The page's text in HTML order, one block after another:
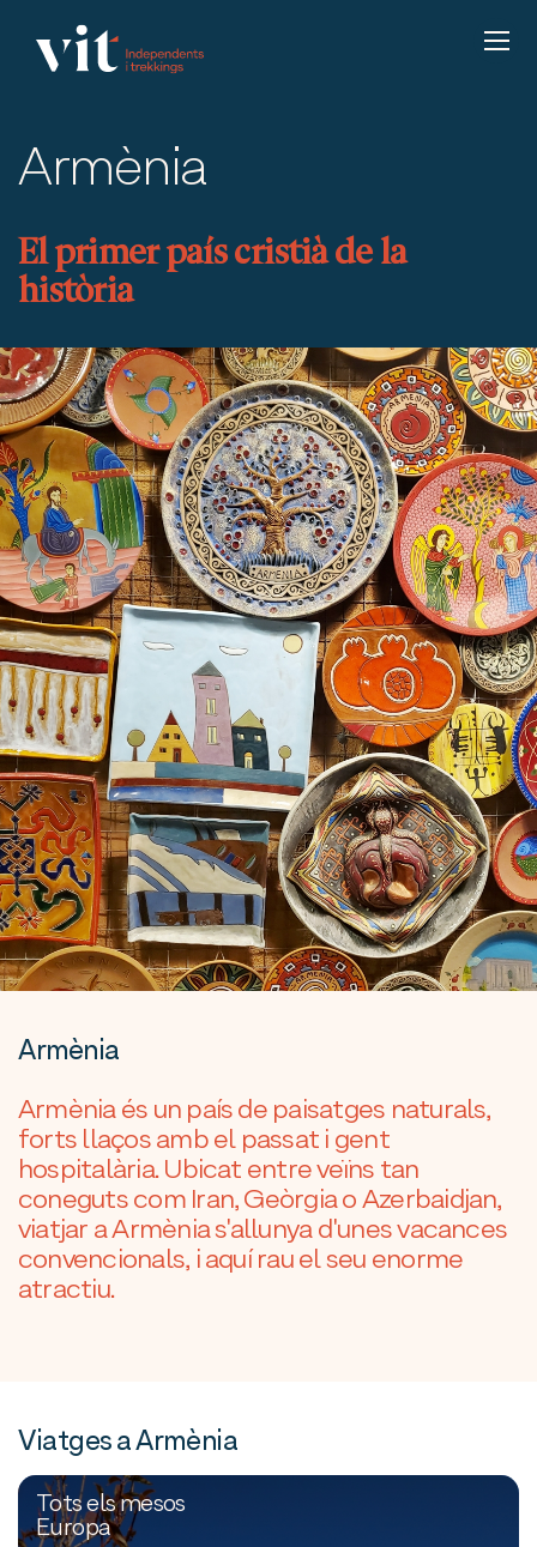
Armènia
El primer país cristià de la
història
Armènia
Armènia és un país de paisatges naturals,
forts llaços amb el passat i gent
hospitalària. Ubicat entre veïns tan
coneguts com Iran, Geòrgia o Azerbaidjan,
viatjar a Armènia s'allunya d'unes vacances
convencionals, i aquí rau el seu enorme
atractiu.
Viatges a Armènia
Tots els mesos
Europa